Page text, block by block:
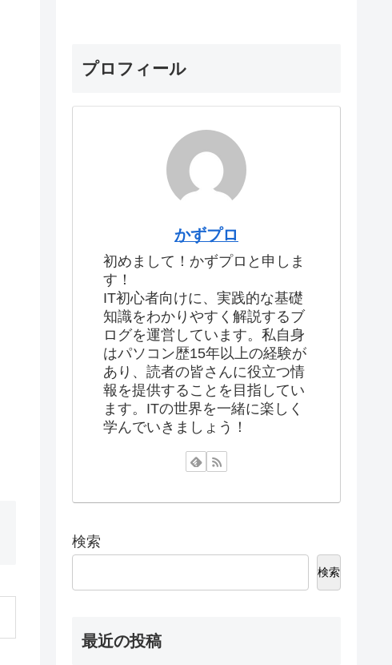
プロフィール
かずプロ
初めまして！かずプロと申しま
す！
IT初心者向けに、実践的な基礎
知識をわかりやすく解説するブ
ログを運営しています。私自身
はパソコン歴15年以上の経験が
あり、読者の皆さんに役立つ情
報を提供することを目指してい
ます。ITの世界を一緒に楽しく
学んでいきましょう！
検索
検索
最近の投稿